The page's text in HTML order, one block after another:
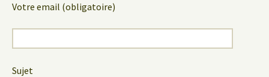
Votre email (obligatoire)
Sujet